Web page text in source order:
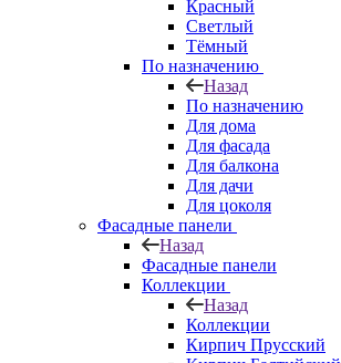
Красный
Светлый
Тёмный
По назначению
Назад
По назначению
Для дома
Для фасада
Для балкона
Для дачи
Для цоколя
Фасадные панели
Назад
Фасадные панели
Коллекции
Назад
Коллекции
Кирпич Прусский